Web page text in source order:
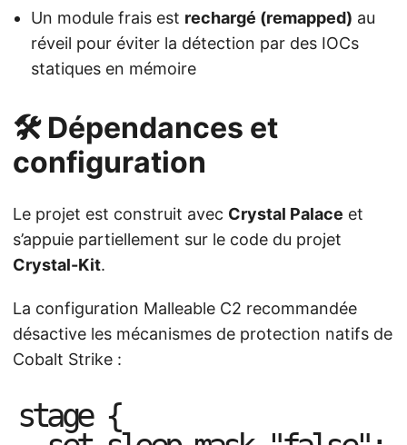
Un module frais est rechargé (remapped) au
réveil pour éviter la détection par des IOCs
statiques en mémoire
🛠️ Dépendances et
configuration
Le projet est construit avec Crystal Palace et
s’appuie partiellement sur le code du projet
Crystal-Kit.
La configuration Malleable C2 recommandée
désactive les mécanismes de protection natifs de
Cobalt Strike :
stage {